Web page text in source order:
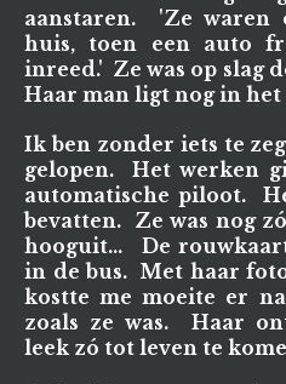
aanstaren. 'Ze waren
huis, toen een auto
inreed.' Ze was op slag
Haar man ligt nog in het
Ik ben zonder iets te
gelopen. Het werken
automatische piloot.
bevatten. Ze was nog
hooguit... De
in de bus. Met haar
kostte me moeite er
zoals ze was. Haar
leek zó tot leven te